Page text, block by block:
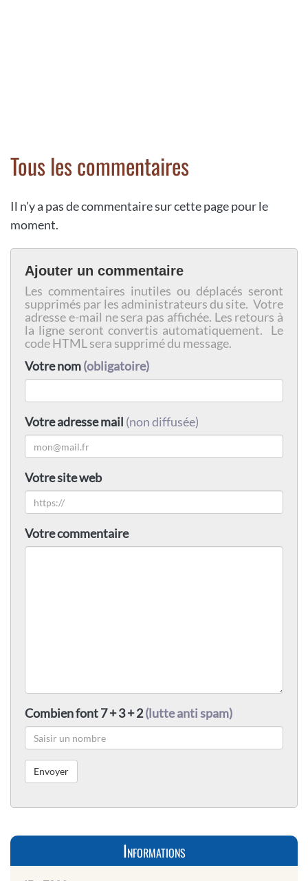
Tous les commentaires
Il n'y a pas de commentaire sur cette page pour le
moment.
Ajouter un commentaire
Les commentaires inutiles ou déplacés seront
supprimés par les administrateurs du site. Votre
adresse e-mail ne sera pas affichée. Les retours à
la ligne seront convertis automatiquement. Le
code HTML sera supprimé du message.
Votre nom(obligatoire)
Votre adresse mail (non diffusée)
Votre site web
Votre commentaire
Combien font 7 + 3 + 2(lutte anti spam)
Informations